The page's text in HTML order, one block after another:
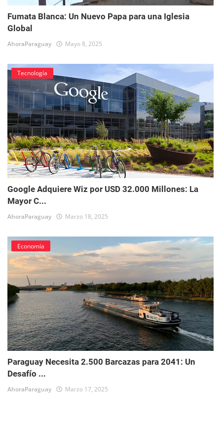
Fumata Blanca: Un Nuevo Papa para una Iglesia
Global
AhoraParaguay Mayo 8, 2025
Tecnología
Google Adquiere Wiz por USD 32.000 Millones: La
Mayor C...
AhoraParaguay Marzo 18, 2025
Economía
Paraguay Necesita 2.500 Barcazas para 2041: Un
Desafío ...
AhoraParaguay Marzo 17, 2025